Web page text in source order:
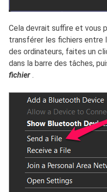
Cela devrait suffire et vous
transférer les fichiers entre
des ordinateurs, faites un
dans la barre des tâches,
fichier.